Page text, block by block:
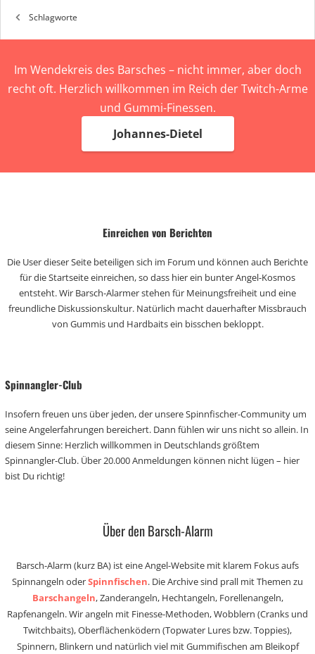
Schlagworte
Im Wendekreis des Barsches – nicht immer, aber doch
recht oft. Herzlich willkommen im Reich der Twitch-Arme
und Gummi-Finessen.
Johannes-Dietel
Einreichen von Berichten
Die User dieser Seite beteiligen sich im Forum und können auch Berichte
für die Startseite einreichen, so dass hier ein bunter Angel-Kosmos
entsteht. Wir Barsch-Alarmer stehen für Meinungsfreiheit und eine
freundliche Diskussionskultur. Natürlich macht dauerhafter Missbrauch
von Gummis und Hardbaits ein bisschen bekloppt.
Spinnangler-Club
Insofern freuen uns über jeden, der unsere Spinnfischer-Community um
seine Angelerfahrungen bereichert. Dann fühlen wir uns nicht so allein. In
diesem Sinne: Herzlich willkommen in Deutschlands größtem
Spinnangler-Club. Über 20.000 Anmeldungen können nicht lügen – hier
bist Du richtig!
Über den Barsch-Alarm
Barsch-Alarm (kurz BA) ist eine Angel-Website mit klarem Fokus aufs
Spinnangeln oderSpinnfischen. Die Archive sind prall mit Themen zu
Barschangeln, Zanderangeln, Hechtangeln, Forellenangeln,
Rapfenangeln. Wir angeln mit Finesse-Methoden, Wobblern (Cranks und
Twitchbaits), Oberflächenködern (Topwater Lures bzw. Toppies),
Spinnern, Blinkern und natürlich viel mit Gummifischen am Bleikopf